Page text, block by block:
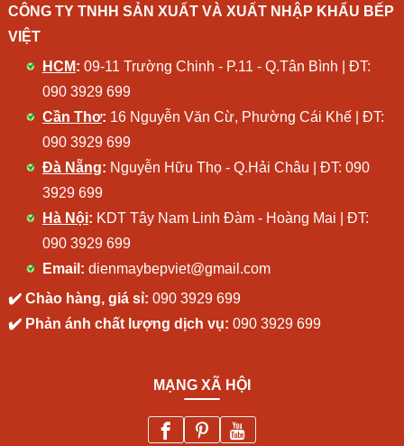
CÔNG TY TNHH SẢN XUẤT VÀ XUẤT NHẬP KHẨU BẾP
VIỆT
HCM: 09-11 Trường Chinh - P.11 - Q.Tân Bình | ĐT:
090 3929 699
Cần Thơ: 16 Nguyễn Văn Cừ, Phường Cái Khế | ĐT:
090 3929 699
Đà Nẵng: Nguyễn Hữu Thọ - Q.Hải Châu | ĐT: 090
3929 699
Hà Nội: KDT Tây Nam Linh Đàm - Hoàng Mai | ĐT:
090 3929 699
Email: dienmaybepviet@gmail.com
✔️ Chào hàng, giá sỉ: 090 3929 699
✔️ Phản ánh chất lượng dịch vụ: 090 3929 699
MẠNG XÃ HỘI